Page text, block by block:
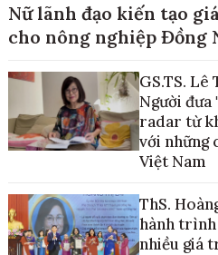
Nữ lãnh đạo kiến tạo
cho nông nghiệp Đồng
GS.TS. Lê
Người đưa
radar từ
với những
Việt Nam
ThS.
hành trình
nhiều giá